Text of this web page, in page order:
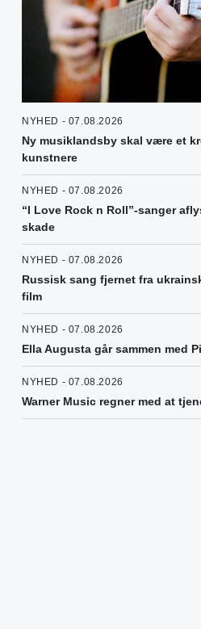
NYHED - 07.08.2026
Ny musiklandsby skal være et
kunstnere
NYHED - 07.08.2026
“I Love Rock n Roll”-sanger
skade
NYHED - 07.08.2026
Russisk sang fjernet fra
film
NYHED - 07.08.2026
Ella Augusta går sammen med
NYHED - 07.08.2026
Warner Music regner med at